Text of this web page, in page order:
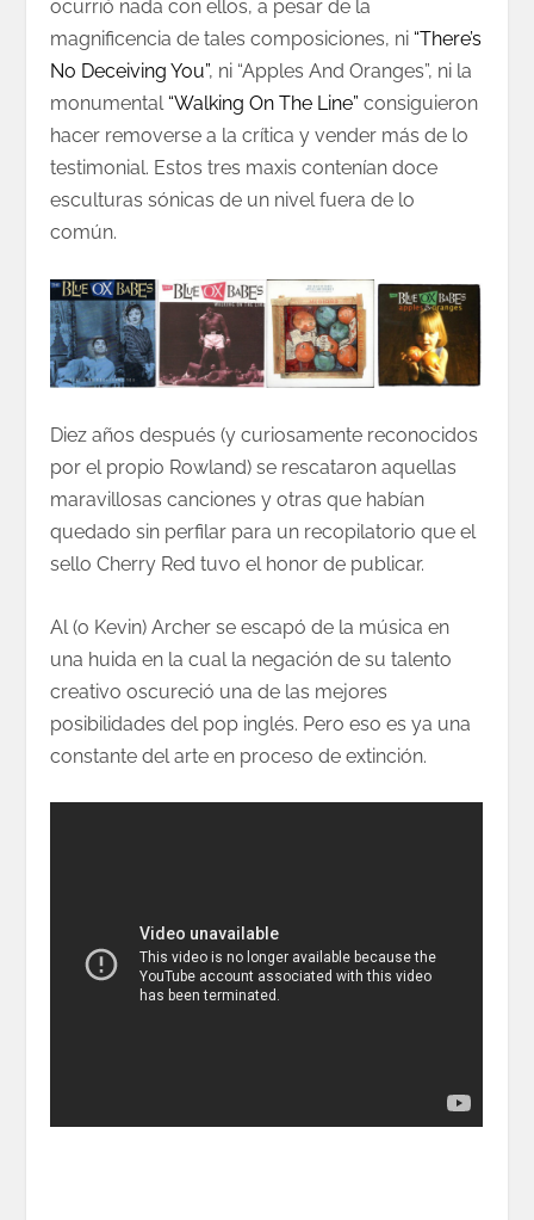
ocurrió nada con ellos, a pesar de la
magnificencia de tales composiciones, ni “There’s
No Deceiving You”, ni “Apples And Oranges”, ni la
monumental “Walking On The Line” consiguieron
hacer removerse a la crítica y vender más de lo
testimonial. Estos tres maxis contenían doce
esculturas sónicas de un nivel fuera de lo
común.
Diez años después (y curiosamente reconocidos
por el propio Rowland) se rescataron aquellas
maravillosas canciones y otras que habían
quedado sin perfilar para un recopilatorio que el
sello Cherry Red tuvo el honor de publicar.
Al (o Kevin) Archer se escapó de la música en
una huida en la cual la negación de su talento
creativo oscureció una de las mejores
posibilidades del pop inglés. Pero eso es ya una
constante del arte en proceso de extinción.